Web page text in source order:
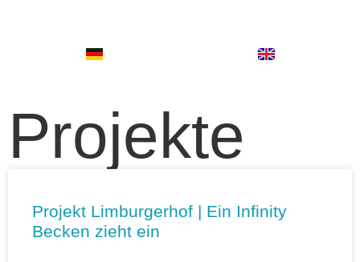
Projekte
Projekt Limburgerhof | Ein Infinity
Becken zieht ein